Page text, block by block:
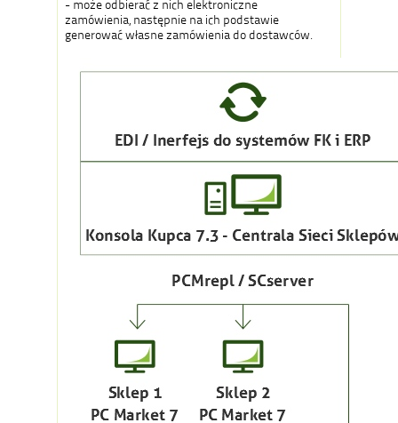
- może odbierać z nich elektroniczne
zamówienia, następnie na ich podstawie
generować własne zamówienia do dostawców.